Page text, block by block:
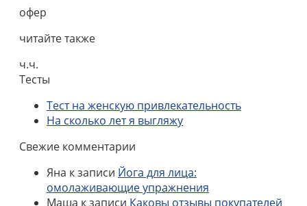
офер
читайте также
ч.ч.
Тесты
Тест на женскую привлекательность
На сколько лет я выгляжу
Свежие комментарии
Яна к записи Йога для лица:
омолаживающие упражнения
Маша к записи Каковы отзывы покупателей